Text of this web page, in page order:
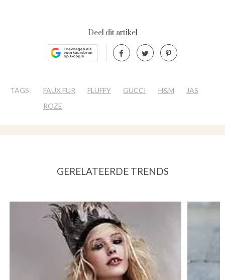
Deel dit artikel
TAGS: FAUX FUR FLUFFY GUCCI H&M
JAS
ROZE
GERELATEERDE TRENDS